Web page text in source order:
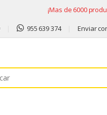
¡Mas de 6000
955 639 374 Enviar